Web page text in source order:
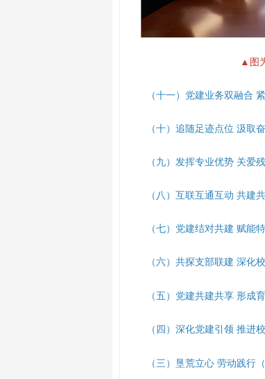
▲图
（十一） 党建业务双融合
（十） 追随足迹点位 汲取
（ 九） 发挥专业优势 关爱
（八 ） 互联互通互动 共建
（七） 党建结对共建 赋能
（六） 共探支部联建 深化
（五 ） 党建共建共享 形成
（ 四 ） 深化党建引领 推进
（三） 垦荒立心 劳动践行 （